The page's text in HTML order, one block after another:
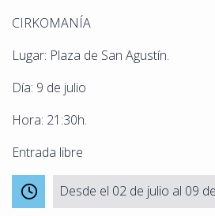
CIRKOMANÍA
Lugar: Plaza de San Agustín.
Día: 9 de julio
Hora: 21:30h.
Entrada libre
Desde el 02 de julio al 09